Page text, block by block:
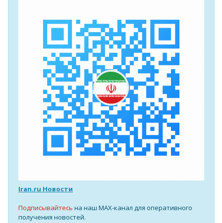
Iran.ru Новости
Подписывайтесь на наш MAX-канал для оперативного
получения новостей.